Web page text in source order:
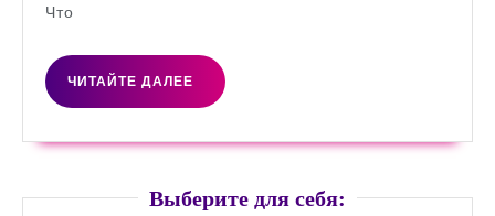
Что
ЧИТАЙТЕ ДАЛЕЕ
ЧИТАЙТЕ
ДАЛЕЕ
Выберите для себя: